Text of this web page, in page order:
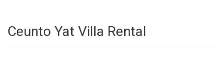
Ceunto Yat Villa Rental